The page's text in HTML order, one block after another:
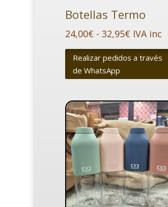
Botellas Termo
24,00€ - 32,95€Rango
de
precios:
desde
hasta
32,95€
IVA inc
Realizar pedidos a través
de WhatsApp